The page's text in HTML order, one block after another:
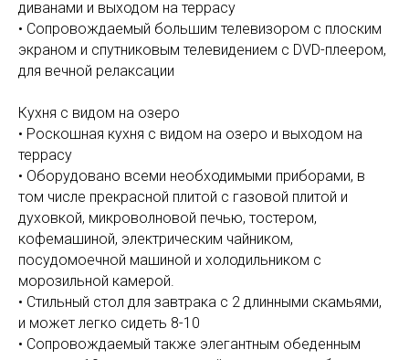
диванами и выходом на террасу
• Сопровождаемый большим телевизором с плоским
экраном и спутниковым телевидением с DVD-плеером,
для вечной релаксации
Кухня с видом на озеро
• Роскошная кухня с видом на озеро и выходом на
террасу
• Оборудовано всеми необходимыми приборами, в
том числе прекрасной плитой с газовой плитой и
духовкой, микроволновой печью, тостером,
кофемашиной, электрическим чайником,
посудомоечной машиной и холодильником с
морозильной камерой.
• Стильный стол для завтрака с 2 длинными скамьями,
и может легко сидеть 8-10
• Сопровождаемый также элегантным обеденным